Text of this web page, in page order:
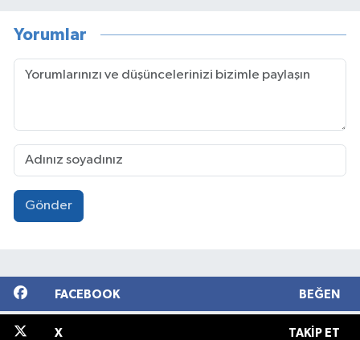
Yorumlar
Gönder
FACEBOOK BEĞEN
X TAKIP ET